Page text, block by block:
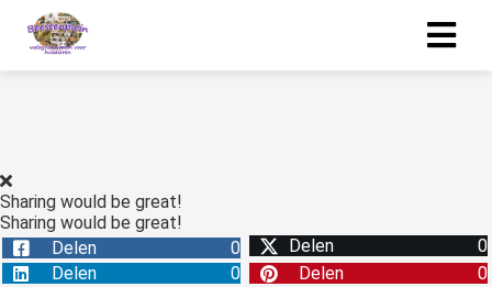
Sharing would be great!
Sharing would be great!
Delen
0 Delen
0
Delen
0 Delen
0